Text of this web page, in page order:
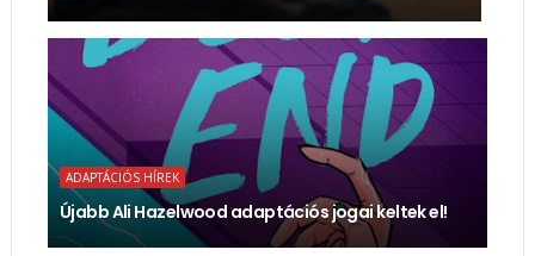
ADAPTÁCIÓS HÍREK
Újabb Ali Hazelwood adaptációs jogai keltek el!